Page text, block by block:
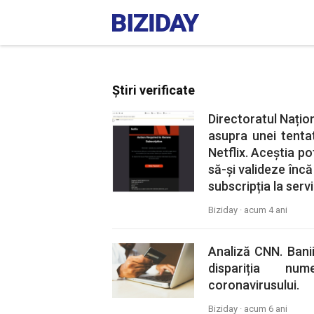
Știri verificate
Directoratul
asupra unei
Netflix. Aceștia
să-și valideze
subscripția la
Biziday · acum 4 ani
Analiză CNN.
dispariția
coronavirusului.
Biziday · acum 6 ani